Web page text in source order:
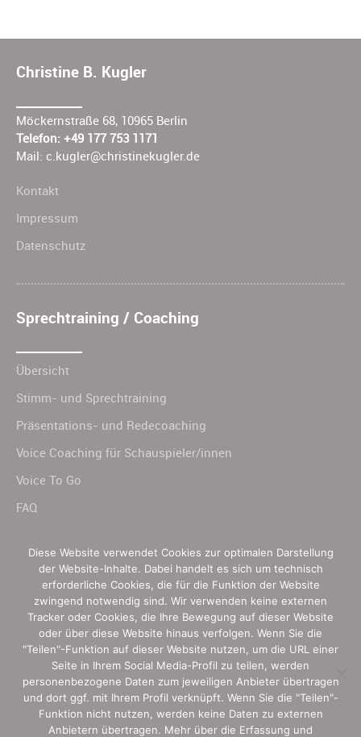
Christine B. Kugler
Möckernstraße 68, 10965 Berlin
Telefon: +49 177 753 1171
Mail: c.kugler@christinekugler.de
Kontakt
Impressum
Datenschutz
Sprechtraining / Coaching
Übersicht
Stimm- und Sprechtraining
Präsentations- und Redecoaching
Voice Coaching für Schauspieler/innen
Voice To Go
FAQ
Jetzt ganz einfach teilen:
FacebookTwitter LinkedInXING Email
Folgen:
Christine Kugler auf Linkedin
Diese Website verwendet Cookies zur optimalen Darstellung
der Website-Inhalte. Dabei handelt es sich um technisch
erforderliche Cookies, die für die Funktion der Website
zwingend notwendig sind. Wir verwenden keine externen
Tracker oder Cookies, die Ihre Bewegung auf dieser Website
oder über diese Website hinaus verfolgen. Wenn Sie die
"Teilen"-Funktion auf dieser Website nutzen, um die URL einer
Seite in Ihrem Social Media-Profil zu teilen, werden
personenbezogene Daten zum jeweiligen Anbieter übertragen
und dort ggf. mit Ihrem Profil verknüpft. Wenn Sie die "Teilen"-
Funktion nicht nutzen, werden keine Daten zu externen
Anbietern übertragen. Mehr über die Erfassung und